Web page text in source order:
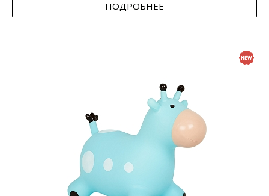
ПОДРОБНЕЕ